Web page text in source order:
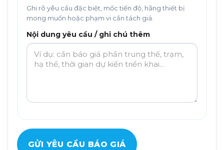
Ghi rõ yêu cầu đặc biệt, mốc tiến độ, hãng thiết bị
mong muốn hoặc phạm vi cần tách giá.
Nội dung yêu cầu / ghi chú thêm
GỬI YÊU CẦU BÁO GIÁ